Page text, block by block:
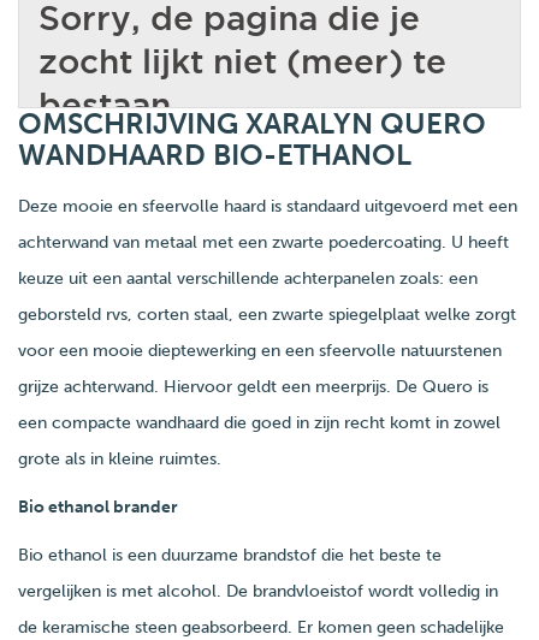
OMSCHRIJVING XARALYN QUERO
WANDHAARD BIO-ETHANOL
Deze mooie en sfeervolle haard is standaard uitgevoerd met een
achterwand van metaal met een zwarte poedercoating. U heeft
keuze uit een aantal verschillende achterpanelen zoals: een
geborsteld rvs, corten staal, een zwarte spiegelplaat welke zorgt
voor een mooie dieptewerking en een sfeervolle natuurstenen
grijze achterwand. Hiervoor geldt een meerprijs. De Quero is
een compacte wandhaard die goed in zijn recht komt in zowel
grote als in kleine ruimtes.
Bio ethanol brander
Bio ethanol is een duurzame brandstof die het beste te
vergelijken is met alcohol. De brandvloeistof wordt volledig in
de keramische steen geabsorbeerd. Er komen geen schadelijke